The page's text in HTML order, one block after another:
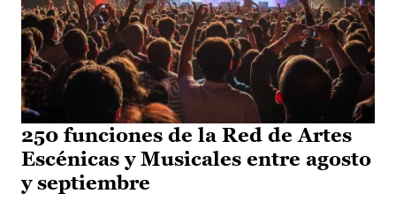
250 funciones de la Red de Artes
Escénicas y Musicales entre agosto
y septiembre